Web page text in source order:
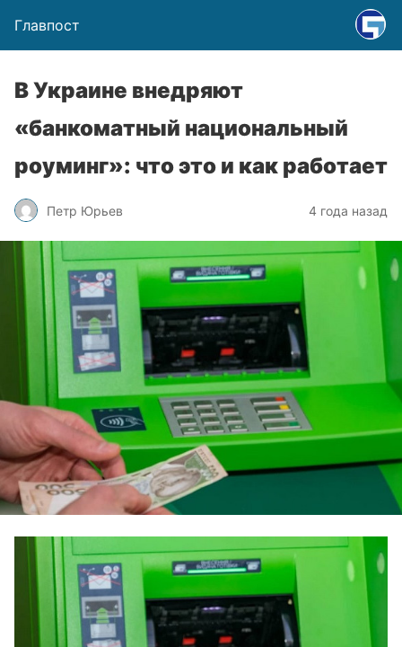
Главпост
В Украине внедряют
«банкоматный национальный
роуминг»: что это и как работает
Петр Юрьев 4 года назад